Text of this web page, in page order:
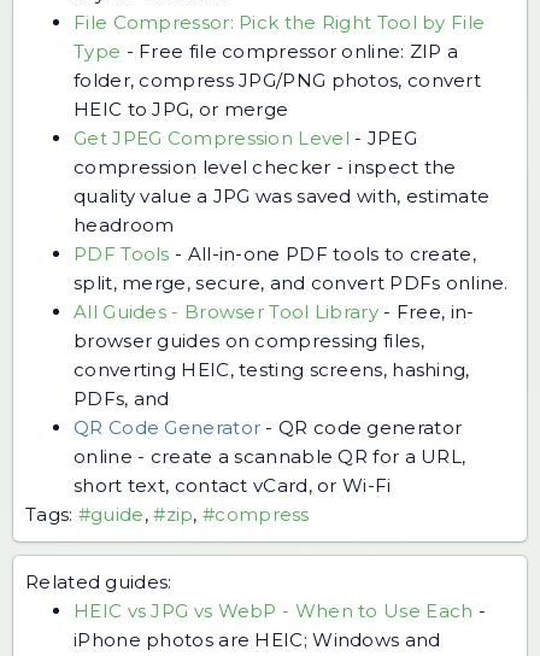
File Compressor: Pick the Right Tool by File
Type - Free file compressor online: ZIP a
folder, compress JPG/PNG photos, convert
HEIC to JPG, or merge
Get JPEG Compression Level - JPEG
compression level checker - inspect the
quality value a JPG was saved with, estimate
headroom
PDF Tools - All-in-one PDF tools to create,
split, merge, secure, and convert PDFs online.
All Guides - Browser Tool Library- Free, in-
browser guides on compressing files,
converting HEIC, testing screens, hashing,
PDFs, and
QR Code Generator -QR code generator
online - create a scannable QR for a URL,
short text, contact vCard, or Wi-Fi
Tags: #guide,#zip,#compress
Related guides:
HEIC vs JPG vs WebP - When to Use Each -
iPhone photos are HEIC; Windows and